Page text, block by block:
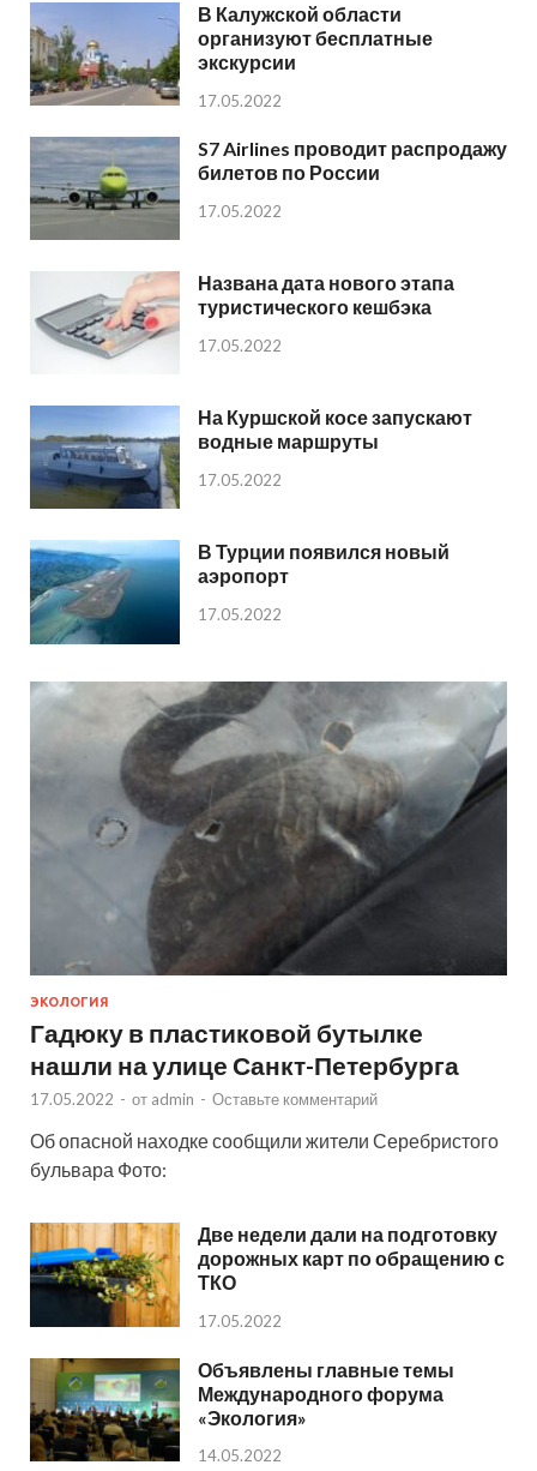
В Калужской области
организуют бесплатные
экскурсии
17.05.2022
S7 Airlines проводит распродажу
билетов по России
17.05.2022
Названа дата нового этапа
туристического кешбэка
17.05.2022
На Куршской косе запускают
водные маршруты
17.05.2022
В Турции появился новый
аэропорт
17.05.2022
ЭКОЛОГИЯ
Гадюку в пластиковой бутылке
нашли на улице Санкт-Петербурга
17.05.2022 - от admin - Оставьте комментарий
Об опасной находке сообщили жители Серебристого
бульвара Фото:
Две недели дали на подготовку
дорожных карт по обращению с
ТКО
17.05.2022
Объявлены главные темы
Международного форума
«Экология»
14.05.2022